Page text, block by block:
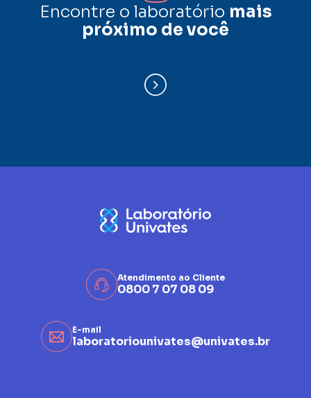
Encontre o laboratório mais
próximo de você
Atendimento ao Cliente
0800 7 07 08 09
E-mail
laboratoriounivates@univates.br